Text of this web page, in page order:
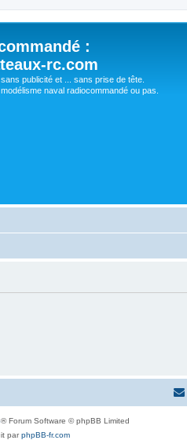
:
rc.com
publicité et ... sans prise de tête.
naval radiocommandé ou pas.
® Forum Software © phpBB Limited
parphpBB-fr.com